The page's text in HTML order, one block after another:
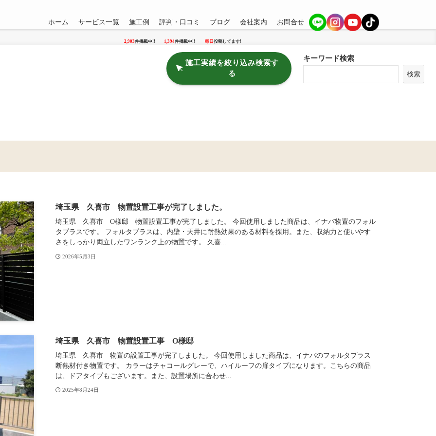
ホーム サービス一覧 施工例
2,903件掲載中!!
評判・口コミ
1,394件掲載中!!
ブログ
毎日 投稿してます!
会社案内 お問合せ
施工実績を絞り込み検索す
る
キーワード検索
検索
埼玉県 久喜市 物置設置工事が完了しました。
埼玉県 久喜市 O様邸 物置設置工事が完了しました。 今回使用しました商品は、イナバ物置のフォル
タプラスです。 フォルタプラスは、内壁・天井に耐熱効果のある材料を採用。また、収納力と使いやす
さをしっかり両立したワンランク上の物置です。 久喜...
2026年5月3日
埼玉県 久喜市 物置設置工事 O様邸
埼玉県 久喜市 物置の設置工事が完了しました。 今回使用しました商品は、イナバのフォルタプラス
断熱材付き物置です。 カラーはチャコールグレーで、ハイルーフの扉タイプになります。こちらの商品
は、ドアタイプもございます。また、設置場所に合わせ...
2025年8月24日